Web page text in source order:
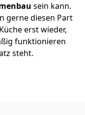
sein kann.
gerne diesen Part
erst wieder,
funktionieren
steht.